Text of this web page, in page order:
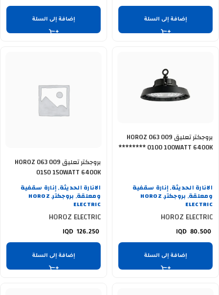
إضافة إلى السلة إضافة إلى السلة
بروجكتر تعليق HOROZ 063 009
0100 100WATT 6400K ********
الانارة الحديثة, إنارة سقفية
ومعلقة, بروجكتر,
HOROZ
ELECTRIC
HOROZ ELECTRIC
80.500
إضافة إلى السلة
بروجكتر تعليق HOROZ 063 009
0150 150WATT 6400K
الانارة الحديثة, إنارة سقفية
ومعلقة, بروجكتر,
HOROZ
ELECTRIC
HOROZ ELECTRIC
126.250
إضافة إلى السلة